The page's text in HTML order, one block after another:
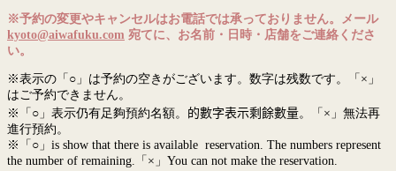
※予約の変更やキャンセルはお電話では承っておりません。メール
kyoto@aiwafuku.com 宛てに、お名前・日時・店舗をご連絡くださ
い。
※表示の「○」は予約の空きがございます。数字は残数です。「×」
はご予約できません。
※「○」表示仍有足夠預約名額。 的數字表示剩餘數量。「×」無法再
進行預約。
※「○」is show that there is available reservation. The numbers represent
the number of remaining.「×」You can not make the reservation.